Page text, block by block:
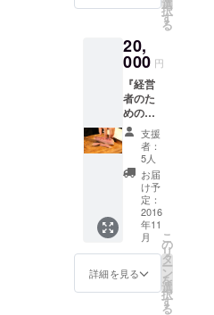
ナーと
セミ
ナーは
新宿三
丁目の
店舗で
開催し
ます。
（セミ
ナーに
参加さ
れる方
にはお
店の場
所を個
別でご
し上げ
ます）
■日程は
（例；4
名でご
来店さ
れる場
合は4個
購入が
必要）
・お店
の住所
や予約
は個別
でメー
ル対応
致しま
す。 ・
19:00~
21:00の
完全1部
29ON』
員権は
CAMPF
IRE限
定！
（CAM
PFIRE
以外で
会員に
なった
通常会
員様は
年会費
がかか
りま
す） ・
この会
員権を
択
す
る
20,
000 円
『経営
者のた
めの
29ON』
永年会
員権 ■
年会費
のかか
らない
『経営
者のた
めの
29ON』
永年会
員権は
CAMPF
支援
者：
5人
お届
け予
定：
2016
年11
月
詳細を見る
こ
の
リ
タ
ー
ン
を
選
択
す
る